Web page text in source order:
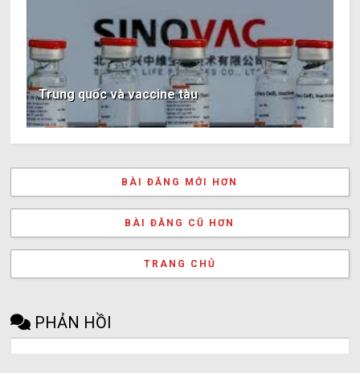
Trung quốc và vaccine tàu
BÀI ĐĂNG MỚI HƠN
BÀI ĐĂNG CŨ HƠN
TRANG CHỦ
PHẢN HỒI